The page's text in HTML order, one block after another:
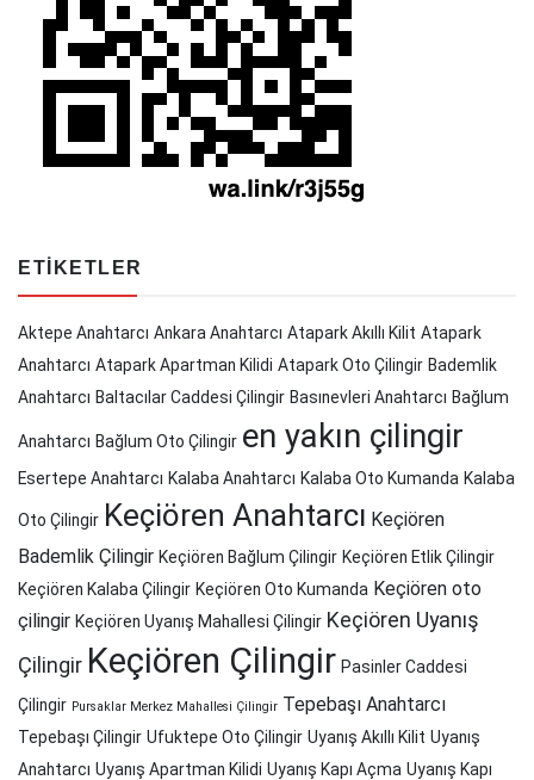
ETIKETLER
Aktepe Anahtarcı Ankara Anahtarcı Atapark Akıllı Kilit Atapark
Anahtarcı Atapark Apartman Kilidi Atapark Oto Çilingir Bademlik
Anahtarcı Baltacılar Caddesi Çilingir Basınevleri Anahtarcı Bağlum
Anahtarcı Bağlum Oto Çilingir en yakın çilingir
Esertepe Anahtarcı Kalaba Anahtarcı Kalaba Oto Kumanda Kalaba
Oto Çilingir Keçiören Anahtarcı Keçiören
Bademlik Çilingir Keçiören Bağlum Çilingir Keçiören Etlik Çilingir
Keçiören Kalaba Çilingir Keçiören Oto Kumanda Keçiören oto
çilingir Keçiören Uyanış Mahallesi Çilingir Keçiören Uyanış
Çilingir Keçiören Çilingir Pasinler Caddesi
Çilingir Pursaklar Merkez Mahallesi Çilingir Tepebaşı Anahtarcı
Tepebaşı Çilingir Ufuktepe Oto Çilingir Uyanış Akıllı Kilit Uyanış
Anahtarcı Uyanış Apartman Kilidi Uyanış Kapı Açma Uyanış Kapı